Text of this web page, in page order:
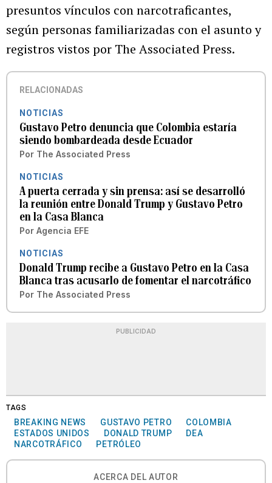
presuntos vínculos con narcotraficantes,
según personas familiarizadas con el asunto y
registros vistos por The Associated Press.
RELACIONADAS
NOTICIAS
Gustavo Petro denuncia que Colombia estaría
siendo bombardeada desde Ecuador
Por The Associated Press
NOTICIAS
A puerta cerrada y sin prensa: así se desarrolló
la reunión entre Donald Trump y Gustavo Petro
en la Casa Blanca
Por Agencia EFE
NOTICIAS
Donald Trump recibe a Gustavo Petro en la Casa
Blanca tras acusarlo de fomentar el narcotráfico
Por The Associated Press
PUBLICIDAD
TAGS
BREAKING NEWS GUSTAVO PETRO
COLOMBIA
ESTADOS UNIDOS
DONALD TRUMP
DEA
NARCOTRÁFICO
PETRÓLEO
ACERCA DEL AUTOR